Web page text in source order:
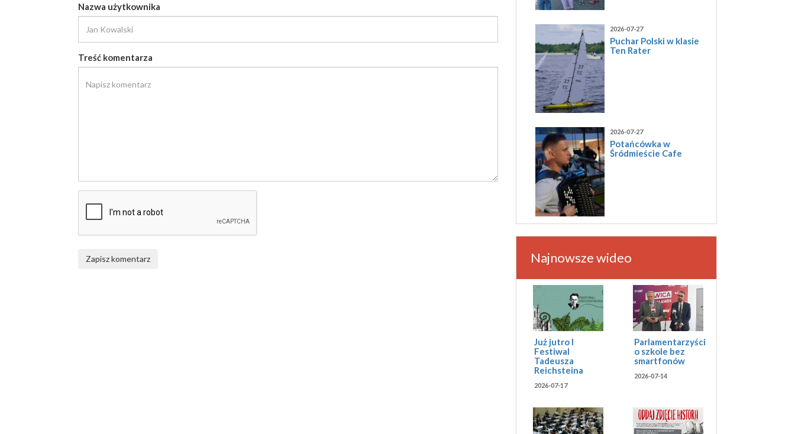
Nazwa użytkownika
Treść komentarza
Zapisz komentarz
2026-07-27
Puchar Polski w klasie
Ten Rater
2026-07-27
Potańcówka w
Śródmieście Cafe
Najnowsze wideo
Już jutro I
Festiwal
Tadeusza
Reichsteina
2026-07-17
Parlamentarzyści
o szkole bez
smartfonów
2026-07-14